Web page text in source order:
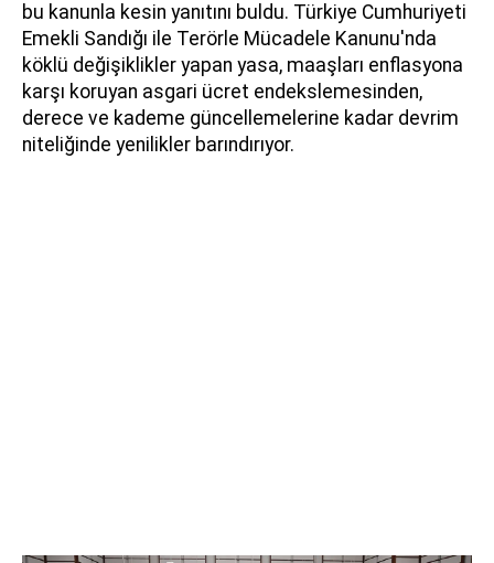
bu kanunla kesin yanıtını buldu. Türkiye Cumhuriyeti
Emekli Sandığı ile Terörle Mücadele Kanunu'nda
köklü değişiklikler yapan yasa, maaşları enflasyona
karşı koruyan asgari ücret endekslemesinden,
derece ve kademe güncellemelerine kadar devrim
niteliğinde yenilikler barındırıyor.